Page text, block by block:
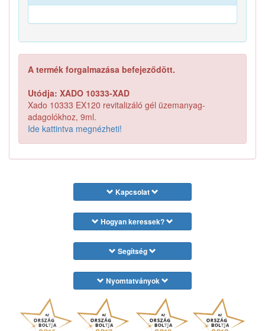
A termék forgalmazása befejeződött.
Utódja: XADO 10333-XAD
Xado 10333 EX120 revitalizáló gél üzemanyag-
adagolókhoz, 9ml.
Ide kattintva megnézheti!
Kapcsolat
Hogyan keressek?
Segítség
Nyomtatványok